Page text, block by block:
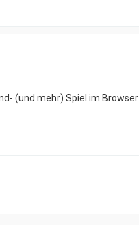
(und mehr) Spiel im